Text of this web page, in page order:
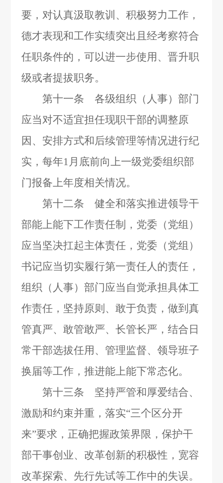
要，对认真汲取教训、积极努力工作，
德才表现和工作实绩突出且经考察符合
任职条件的，可以进一步使用、晋升职
级或者提拔职务。
第十一条 各级组织（人事）部门
应当对不适宜担任现职干部的调整原
因、安排方式和后续管理等情况进行纪
实，每年1 月底前向上一级党委组织部
门报备上年度相关情况。
第十二条 健全和落实推进领导干
部能上能下工作责任制，党委（党组）
应当坚决扛起主体责任，党委（党组）
书记应当切实履行第一责任人的责任，
组织（人事）部门应当自觉承担具体工
作责任，坚持原则、敢于负责，做到真
管真严、敢管敢严、长管长严，结合日
常干部选拔任用、管理监督、领导班子
换届等工作，推进能上能下常态化。
第十三条 坚持严管和厚爱结合、
激励和约束并重，落实“三个区分开
来”要求，正确把握政策界限，保护干
部干事创业、改革创新的积极性，宽容
改革探索、先行先试等工作中的失误。